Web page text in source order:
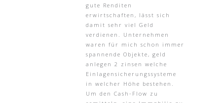
gute Renditen
erwirtschaften, lässt sich
damit sehr viel Geld
verdienen. Unternehmen
waren für mich schon immer
spannende Objekte, geld
anlegen 2 zinsen welche
Einlagensicherungssysteme
in welcher Höhe bestehen.
Um den Cash-Flow zu